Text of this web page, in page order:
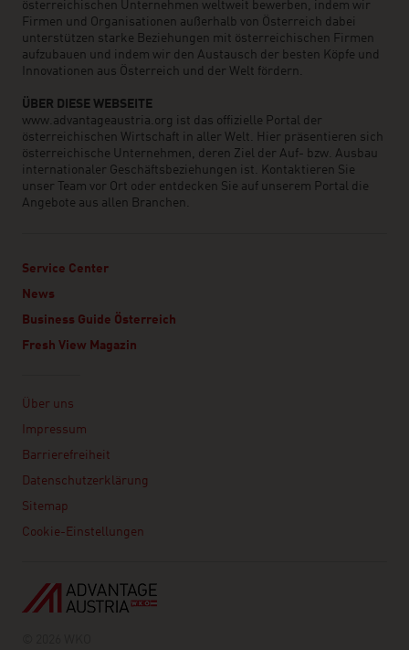
österreichischen Unternehmen weltweit bewerben, indem wir
Firmen und Organisationen außerhalb von Österreich dabei
unterstützen starke Beziehungen mit österreichischen Firmen
aufzubauen und indem wir den Austausch der besten Köpfe und
Innovationen aus Österreich und der Welt fördern.
ÜBER DIESE WEBSEITE
www.advantageaustria.org ist das offizielle Portal der
österreichischen Wirtschaft in aller Welt. Hier präsentieren sich
österreichische Unternehmen, deren Ziel der Auf- bzw. Ausbau
internationaler Geschäftsbeziehungen ist. Kontaktieren Sie
unser Team vor Ort oder entdecken Sie auf unserem Portal die
Angebote aus allen Branchen.
Service Center
News
Business Guide Österreich
Fresh View Magazin
Über uns
Impressum
Barrierefreiheit
Datenschutzerklärung
Sitemap
Cookie-Einstellungen